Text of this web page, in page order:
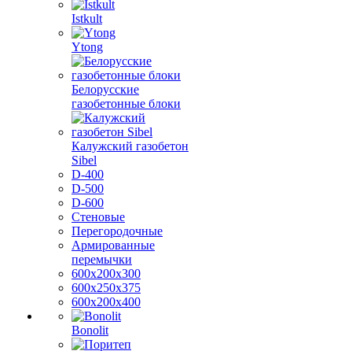
Istkult
Ytong
Белорусские
газобетонные блоки
Калужский газобетон
Sibel
D-400
D-500
D-600
Стеновые
Перегородочные
Армированные
перемычки
600х200х300
600х250х375
600х200х400
Bonolit